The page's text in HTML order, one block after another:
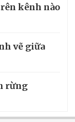
kênh nào
vẽ giữa
rừng